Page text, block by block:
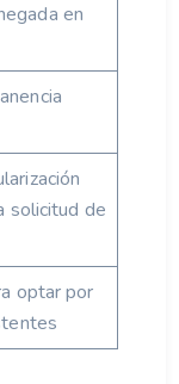
en
solicitud de
optar por